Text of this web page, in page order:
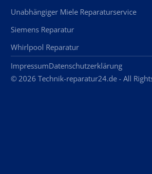
Unabhängiger Miele Reparaturservice
Siemens Reparatur
Whirlpool Reparatur
© 2026 Technik-reparatur24.de - All
ImpressumDatenschutzerklärung